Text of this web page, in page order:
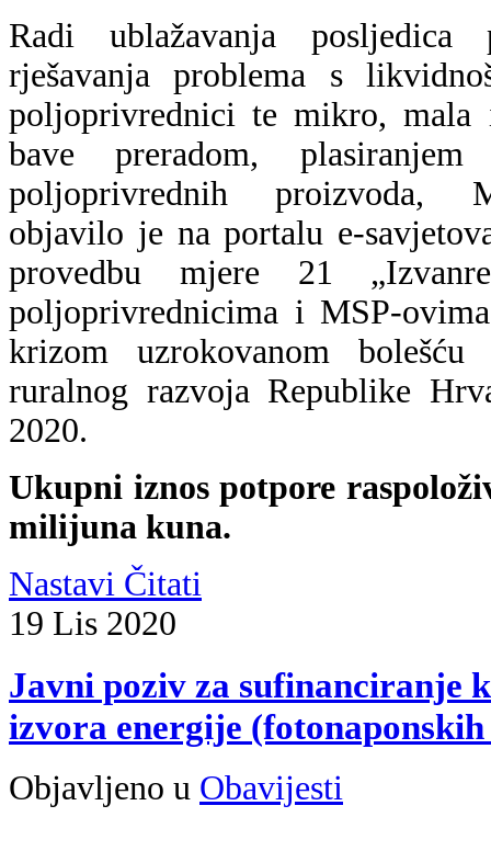
Radi ublažavanja
rješavanja problema s
poljoprivrednici te mikro, mala
bave preradom,
poljoprivrednih proizvoda,
objavilo je na portalu e-
provedbu mjere 21
poljoprivrednicima i MSP-
krizom uzrokovanom
ruralnog razvoja Republike
2020.
Ukupni iznos potpore
milijuna kuna.
Nastavi Čitati
19 Lis 2020
Javni poziv za sufinanciranje
izvora energije
Objavljeno u Obavijesti